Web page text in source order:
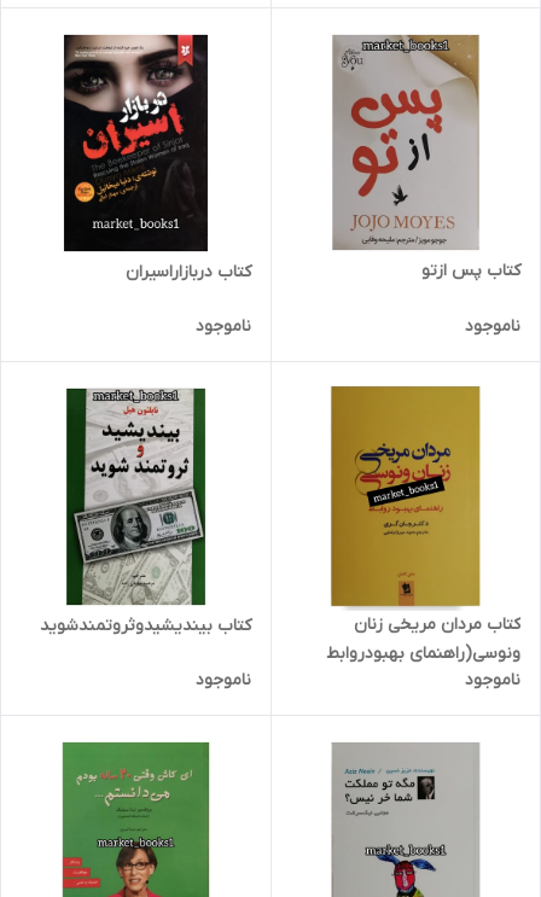
کتاب پس ازتو
ناموجود
کتاب دربازاراسیران
ناموجود
کتاب مردان مریخی زنان
ونوسی(راهنمای بهبودروابط
زناشویی)
ناموجود
کتاب بیندیشیدوثروتمندشوید
ناموجود